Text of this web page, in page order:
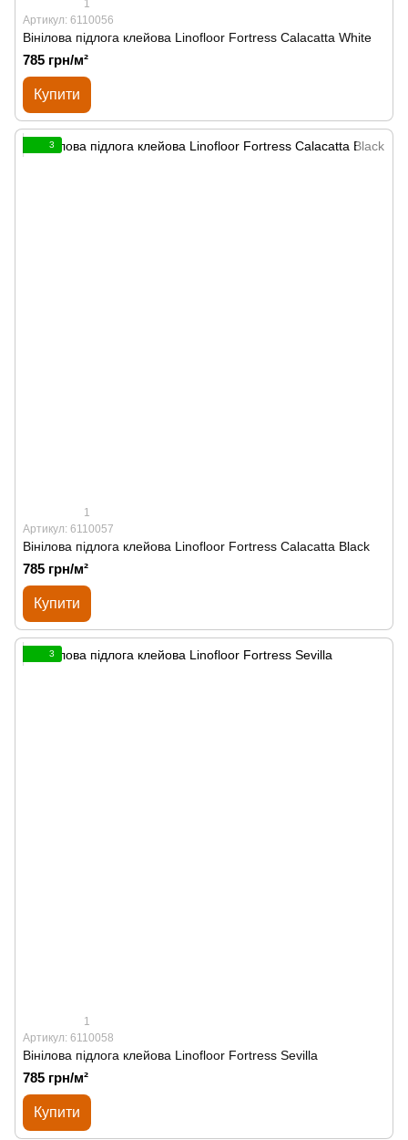
1
Артикул: 6110056
Вінілова підлога клейова Linofloor Fortress Calacatta White
785 грн/м²
Купити
3
1
Артикул: 6110057
Вінілова підлога клейова Linofloor Fortress Calacatta Black
785 грн/м²
Купити
3
1
Артикул: 6110058
Вінілова підлога клейова Linofloor Fortress Sevilla
785 грн/м²
Купити